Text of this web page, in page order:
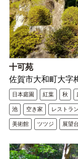
十可苑
佐賀市大和町大字
日本庭園 紅葉 秋
池 空き家 レストラン
美術館 ツツジ 展望台